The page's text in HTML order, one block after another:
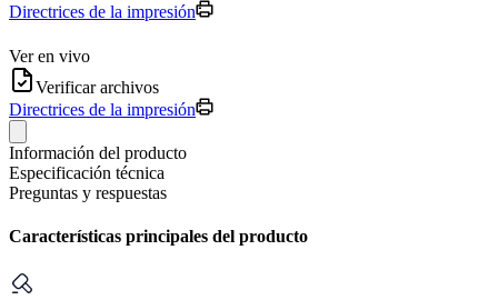
Directrices de la impresión
Ver en vivo
Verificar archivos
Directrices de la impresión
Información del producto
Especificación técnica
Preguntas y respuestas
Características principales del producto